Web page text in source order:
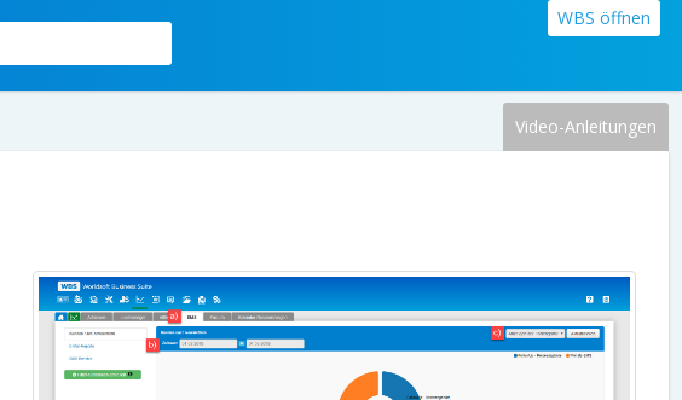
WBS öffnen
Video-Anleitungen